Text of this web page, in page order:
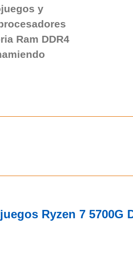
y
Ram DDR4
Ryzen 7 5700G